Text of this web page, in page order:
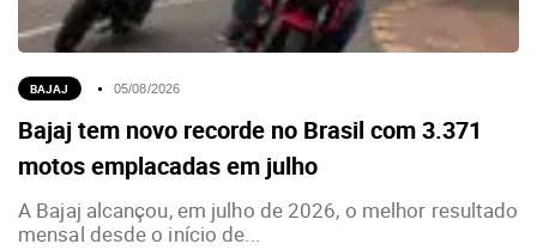
BAJAJ 05/08/2026
Bajaj tem novo recorde no Brasil com 3.371
motos emplacadas em julho
A Bajaj alcançou, em julho de 2026, o melhor resultado
mensal desde o início de...